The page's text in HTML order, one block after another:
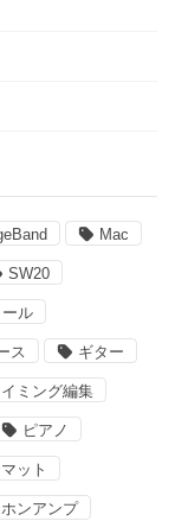
Mac
SW20
ル
ス ギター
イミング編集
ピアノ
ット
ンアンプ